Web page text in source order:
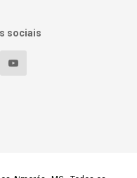
sociais